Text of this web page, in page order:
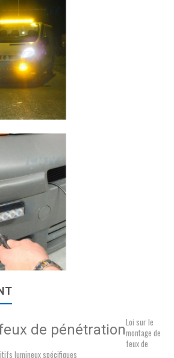
de pénétrationLoi sur le
montage de
feux de
lumineux spécifiques